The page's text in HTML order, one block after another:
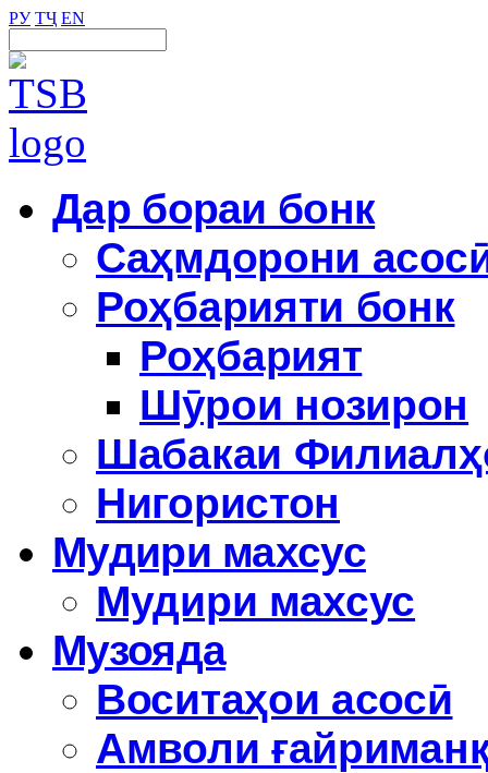
РУ ТҶ EN
Дар бораи бонк
Саҳмдорони
Роҳбарияти бонк
Роҳбарият
Шӯрои нозирон
Шабакаи
Нигористон
Мудири махсус
Мудири махсус
Музояда
Воситаҳои асосӣ
Амволи